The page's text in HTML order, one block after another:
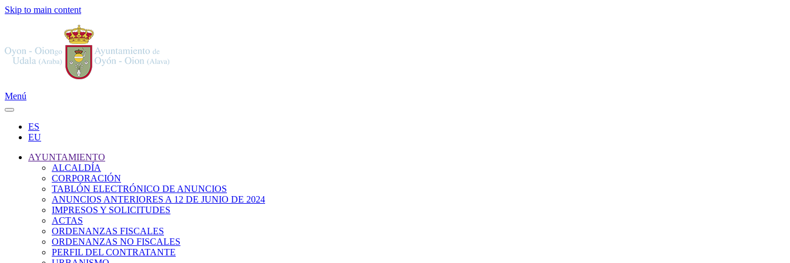
Skip to main content
Menú
ES
EU
AYUNTAMIENTO
ALCALDÍA
CORPORACIÓN
TABLÓN ELECTRÓNICO DE ANUNCIOS
ANUNCIOS ANTERIORES A 12 DE JUNIO DE 2024
IMPRESOS Y SOLICITUDES
ACTAS
ORDENANZAS FISCALES
ORDENANZAS NO FISCALES
PERFIL DEL CONTRATANTE